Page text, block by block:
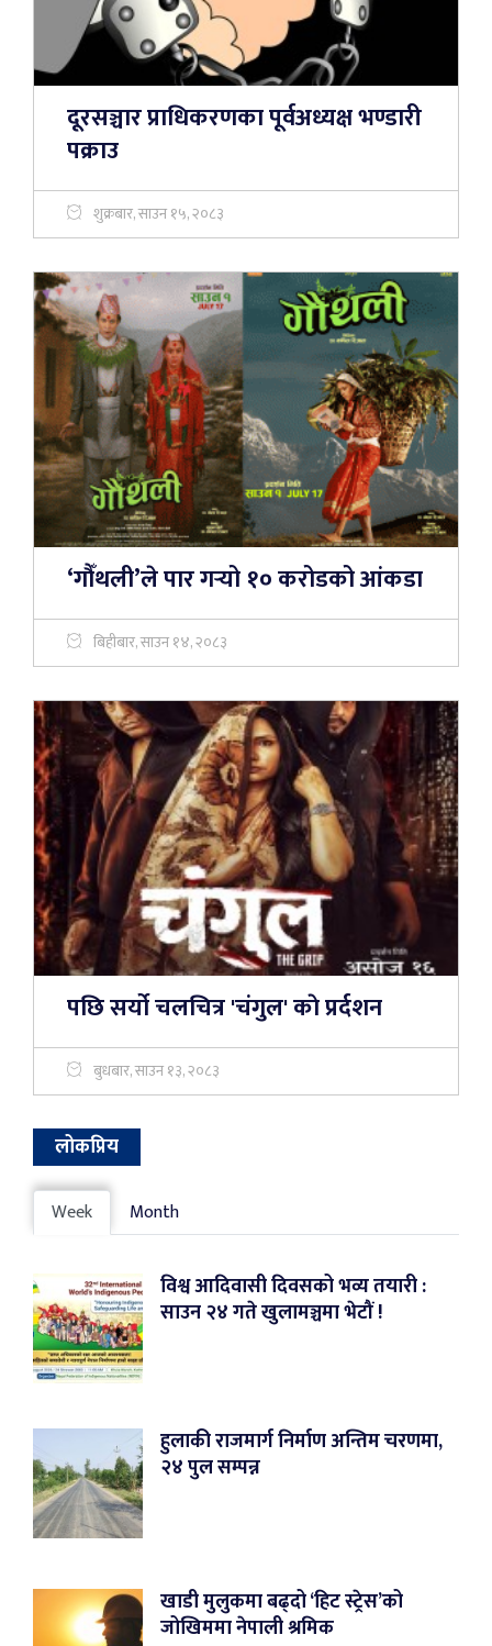
दूरसञ्चार प्राधिकरणका पूर्वअध्यक्ष भण्डारी
पक्राउ
शुक्रबार, साउन १५, २०८३
‘गौँथली’ले पार गर्‍यो १० करोडको आंकडा
बिहीबार, साउन १४, २०८३
पछि सर्यो चलचित्र 'चंगुल' काे प्रर्दशन
बुधबार, साउन १३, २०८३
लोकप्रिय
Week Month
विश्व आदिवासी दिवसको भव्य तयारी :
साउन २४ गते खुलामञ्चमा भेटौं !
हुलाकी राजमार्ग निर्माण अन्तिम चरणमा,
२४ पुल सम्पन्न
खाडी मुलुकमा बढ्दो ‘हिट स्ट्रेस’को
जोखिममा नेपाली श्रमिक